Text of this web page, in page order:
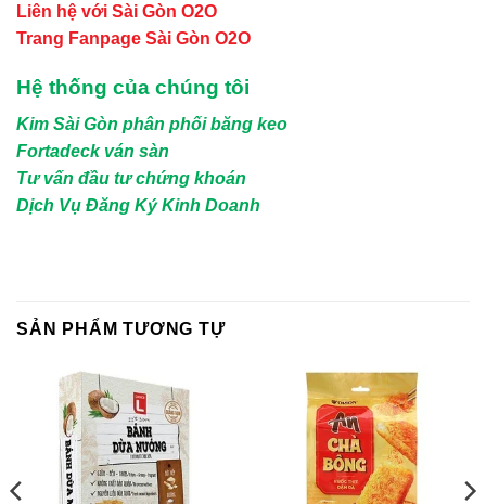
Liên hệ với Sài Gòn O2O
Trang Fanpage Sài Gòn O2O
Hệ thống của chúng tôi
Kim Sài Gòn phân phối băng keo
Fortadeck ván sàn
Tư vấn đầu tư chứng khoán
Dịch Vụ Đăng Ký Kinh Doanh
SẢN PHẨM TƯƠNG TỰ